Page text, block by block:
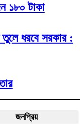
১৮০ টাকা
তুলে ধরবে সরকার :
জনপ্রিয়